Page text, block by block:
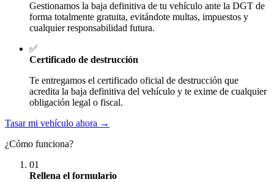
Gestionamos la baja definitiva de tu vehículo ante la DGT de
forma totalmente gratuita, evitándote multas, impuestos y
cualquier responsabilidad futura.
✅
Certificado de destrucción
Te entregamos el certificado oficial de destrucción que
acredita la baja definitiva del vehículo y te exime de cualquier
obligación legal o fiscal.
Tasar mi vehículo ahora →
¿Cómo funciona?
01
Rellena el formulario